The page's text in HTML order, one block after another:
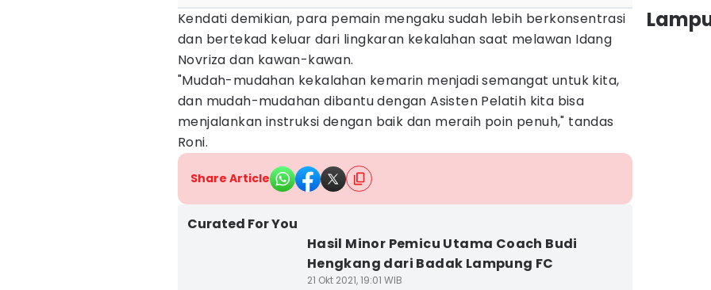
Kendati demikian, para pemain mengaku sudah lebih berkonsentrasi
dan bertekad keluar dari lingkaran kekalahan saat melawan Idang
Novriza dan kawan-kawan.
"Mudah-mudahan kekalahan kemarin menjadi semangat untuk kita,
dan mudah-mudahan dibantu dengan Asisten Pelatih kita bisa
menjalankan instruksi dengan baik dan meraih poin penuh," tandas
Roni.
Share Article
Curated For You
Hasil Minor Pemicu Utama Coach Budi
Hengkang dari Badak Lampung FC
21 Okt 2021, 19:01 WIB